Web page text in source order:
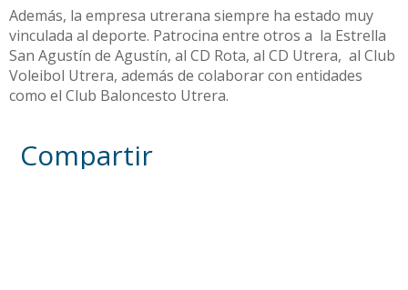
Además, la empresa utrerana siempre ha estado muy
vinculada al deporte. Patrocina entre otros a la Estrella
San Agustín de Agustín, al CD Rota, al CD Utrera, al Club
Voleibol Utrera, además de colaborar con entidades
como el Club Baloncesto Utrera.
Compartir